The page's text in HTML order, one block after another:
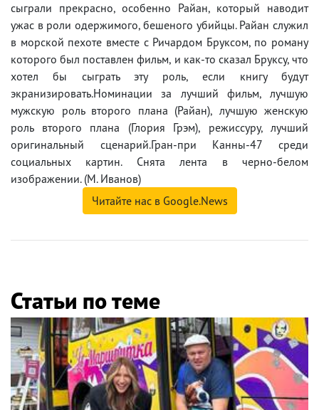
сыграли прекрасно, особенно Райан, который наводит
ужас в роли одержимого, бешеного убийцы. Райан служил
в морской пехоте вместе с Ричардом Бруксом, по роману
которого был поставлен фильм, и как-то сказал Бруксу, что
хотел бы сыграть эту роль, если книгу будут
экранизировать.Номинации за лучший фильм, лучшую
мужскую роль второго плана (Райан), лучшую женскую
роль второго плана (Глория Грэм), режиссуру, лучший
оригинальный сценарий.Гран-при Канны-47 среди
социальных картин. Снята лента в черно-белом
изображении. (М. Иванов)
Читайте нас в Google.News
Статьи по теме